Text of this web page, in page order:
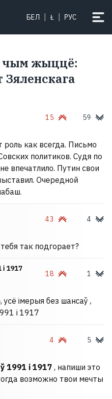
БЕЛ Ł РУС
чым жыццё:
Зяленскага
15 59
роль как всегда. Письмо
политиков. Судя по
впечатлило. Путин свои
Очередной
43 4
так подгорает?
1917
18 1
імерыя без шансаў ,
і 1917
4 5
1991 і 1917 , напиши это
возможно твои мечты